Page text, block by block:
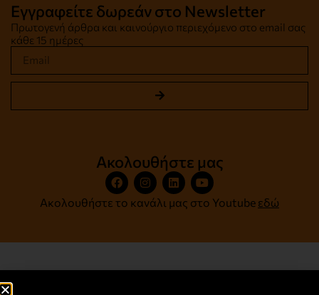
Εγγραφείτε δωρεάν στο Newsletter
Πρωτογενή άρθρα και καινούργιο περιεχόμενο στο email σας
κάθε 15 ημέρες
Ακολουθήστε μας
Ακολουθήστε το κανάλι μας στο Youtube εδώ